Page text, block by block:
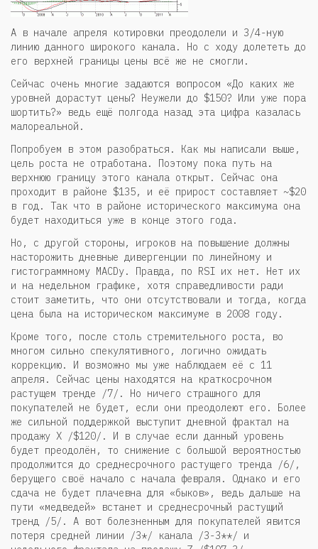
А в начале апреля котировки преодолели и 3/4-ную
линию данного широкого канала. Но с ходу долететь до
его верхней границы цены всё же не смогли.
Сейчас очень многие задаются вопросом «До каких же
уровней дорастут цены? Неужели до $150? Или уже пора
шортить?» ведь ещё полгода назад эта цифра казалась
малореальной.
Попробуем в этом разобраться. Как мы написали выше,
цель роста не отработана. Поэтому пока путь на
верхнюю границу этого канала открыт. Сейчас она
проходит в районе $135, и её прирост составляет ~$20
в год. Так что в районе исторического максимума она
будет находиться уже в конце этого года.
Но, с другой стороны, игроков на повышение должны
насторожить дневные дивергенции по линейному и
гистограммному MACDу. Правда, по RSI их нет. Нет их
и на недельном графике, хотя справедливости ради
стоит заметить, что они отсутствовали и тогда, когда
цена была на историческом максимуме в 2008 году.
Кроме того, после столь стремительного роста, во
многом сильно спекулятивного, логично ожидать
коррекцию. И возможно мы уже наблюдаем её с 11
апреля. Сейчас цены находятся на краткосрочном
растущем тренде /7/. Но ничего страшного для
покупателей не будет, если они преодолеют его. Более
же сильной поддержкой выступит дневной фрактал на
продажу Х /$120/. И в случае если данный уровень
будет преодолён, то снижение с большой вероятностью
продолжится до среднесрочного растущего тренда /6/,
берущего своё начало с начала февраля. Однако и его
сдача не будет плачевна для «быков», ведь дальше на
пути «медведей» встанет и среднесрочный растущий
тренд /5/. А вот болезненным для покупателей явится
потеря средней линии /3*/ канала /3-3**/ и